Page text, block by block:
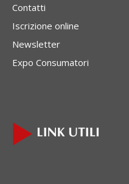
Contatti
Iscrizione online
Newsletter
Expo Consumatori